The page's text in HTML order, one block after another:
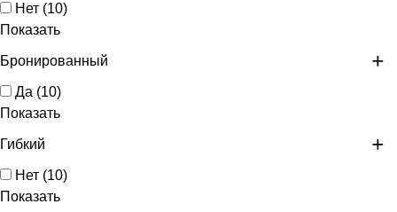
Нет (10)
Показать
Бронированный
Да (10)
Показать
Гибкий
Нет (10)
Показать